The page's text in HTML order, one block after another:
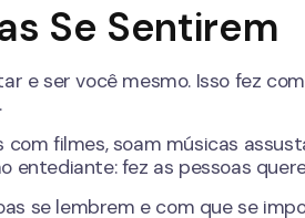
Se Sentirem
e ser você mesmo. Isso fez
filmes, soam músicas
entediante: fez as pessoas
se lembrem e com que se